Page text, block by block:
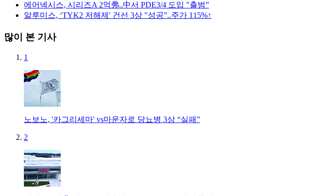
에어넥시스, 시리즈A 2억弗..中서 PDE3/4 도입 "출범”
알루미스, ‘TYK2 저해제' 건선 3상 "성공”..주가 115%↑
많이 본 기사
1
노보노, '카그리세마' vs마운자로 당뇨병 3상 “실패”
2